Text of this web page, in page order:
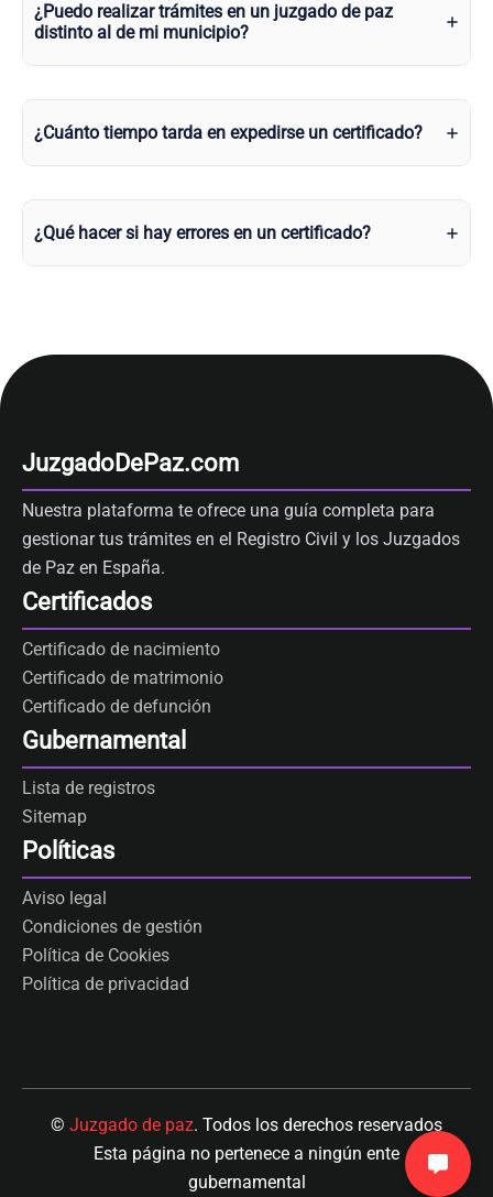
¿Puedo realizar trámites en un juzgado de paz
distinto al de mi municipio?
¿Cuánto tiempo tarda en expedirse un certificado?
¿Qué hacer si hay errores en un certificado?
JuzgadoDePaz.com
Nuestra plataforma te ofrece una guía completa para
gestionar tus trámites en el Registro Civil y los Juzgados
de Paz en España.
Certificados
Certificado de nacimiento
Certificado de matrimonio
Certificado de defunción
Gubernamental
Lista de registros
Sitemap
Políticas
Aviso legal
Condiciones de gestión
Política de Cookies
Política de privacidad
© Juzgado de paz. Todos los derechos reservados
Esta página no pertenece a ningún ente
gubernamental